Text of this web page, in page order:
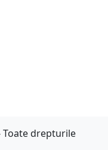
Toate drepturile